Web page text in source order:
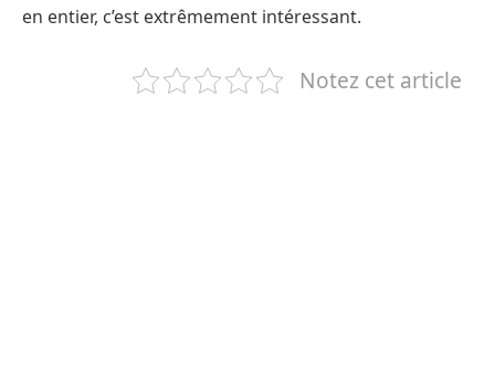
en entier, c’est extrêmement intéressant.
Notez cet article